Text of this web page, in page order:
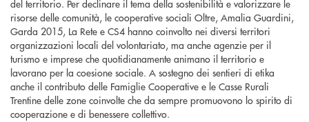
del territorio. Per declinare il tema della sostenibilità e valorizzare le
risorse delle comunità, le cooperative sociali Oltre, Amalia Guardini,
Garda 2015, La Rete e CS4 hanno coinvolto nei diversi territori
organizzazioni locali del volontariato, ma anche agenzie per il
turismo e imprese che quotidianamente animano il territorio e
lavorano per la coesione sociale. A sostegno dei sentieri di etika
anche il contributo delle Famiglie Cooperative e le Casse Rurali
Trentine delle zone coinvolte che da sempre promuovono lo spirito di
cooperazione e di benessere collettivo.